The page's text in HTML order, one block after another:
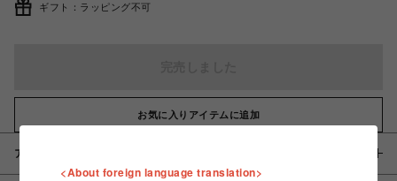
ギフト：ラッピング不可
お気に入りアイテムに追加
アイテム説明 / 素材
<About foreign language translation>